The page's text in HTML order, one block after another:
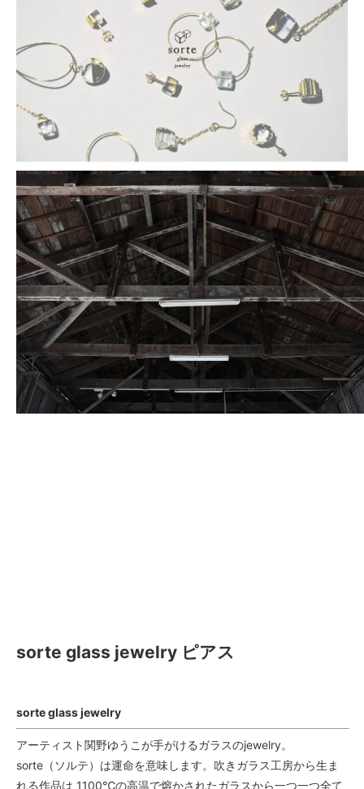
sorte glass jewelry ピアス
sorte glass jewelry
アーティスト関野ゆうこが手がけるガラスのjewelry。
sorte（ソルテ）は運命を意味します。吹きガラス工房から生ま
れる作品は 1100℃の高温で熔かされたガラスから一つ一つ全て